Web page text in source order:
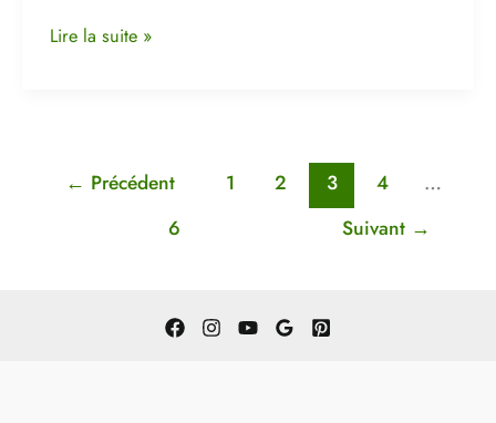
Lire la suite »
← Précédent 1 2 3 4
…
6
Suivant →